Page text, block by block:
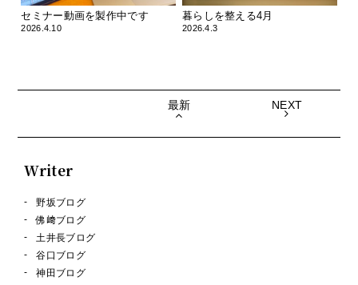
セミナー動画を製作中です
2026.4.10
暮らしを整える4月
2026.4.3
最新 NEXT
Writer
野坂ブログ
佛﨑ブログ
土井長ブログ
谷口ブログ
神田ブログ